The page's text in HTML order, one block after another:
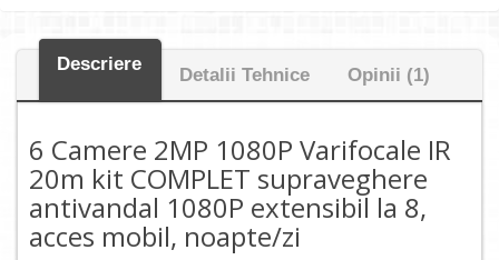
Descriere
Detalii Tehnice Opinii (1)
6 Camere 2MP 1080P Varifocale IR
20m kit COMPLET supraveghere
antivandal 1080P extensibil la 8,
acces mobil, noapte/zi